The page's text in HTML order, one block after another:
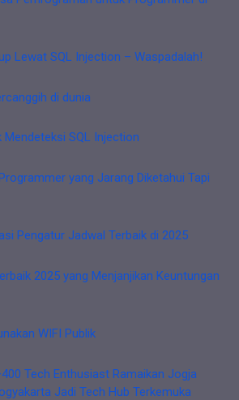
Lewat SQL Injection – Waspadalah!
di dunia
SQL Injection
yang Jarang Diketahui Tapi
Pengatur Jadwal Terbaik di 2025
2025 yang Menjanjikan Keuntungan
WIFI Publik
Tech Enthusiast Ramaikan Jogja
Jadi Tech Hub Terkemuka